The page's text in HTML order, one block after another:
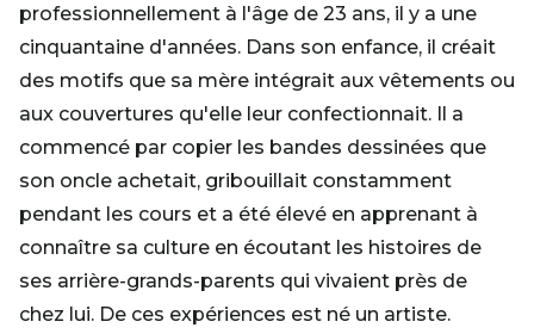
professionnellement à l'âge de 23 ans, il y a une
cinquantaine d'années. Dans son enfance, il créait
des motifs que sa mère intégrait aux vêtements ou
aux couvertures qu'elle leur confectionnait. Il a
commencé par copier les bandes dessinées que
son oncle achetait, gribouillait constamment
pendant les cours et a été élevé en apprenant à
connaître sa culture en écoutant les histoires de
ses arrière-grands-parents qui vivaient près de
chez lui. De ces expériences est né un artiste.